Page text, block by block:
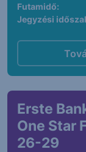
Futamidő:
Jegyzési
Erste
One Star
26-29